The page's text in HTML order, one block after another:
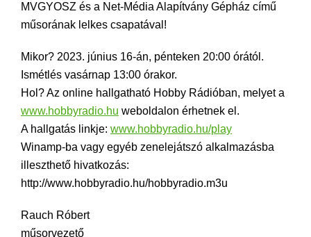
MVGYOSZ és a Net-Média Alapítvány Gépház című
műsorának lelkes csapatával!
Mikor? 2023. június 16-án, pénteken 20:00 órától.
Ismétlés vasárnap 13:00 órakor.
Hol? Az online hallgatható Hobby Rádióban, melyet a
www.hobbyradio.hu weboldalon érhetnek el.
A hallgatás linkje: www.hobbyradio.hu/play
Winamp-ba vagy egyéb zenelejátszó alkalmazásba
illeszthető hivatkozás:
http://www.hobbyradio.hu/hobbyradio.m3u
Rauch Róbert
műsorvezető